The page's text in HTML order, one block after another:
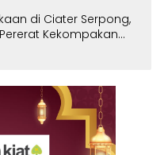
di Ciater Serpong,
Kekompakan